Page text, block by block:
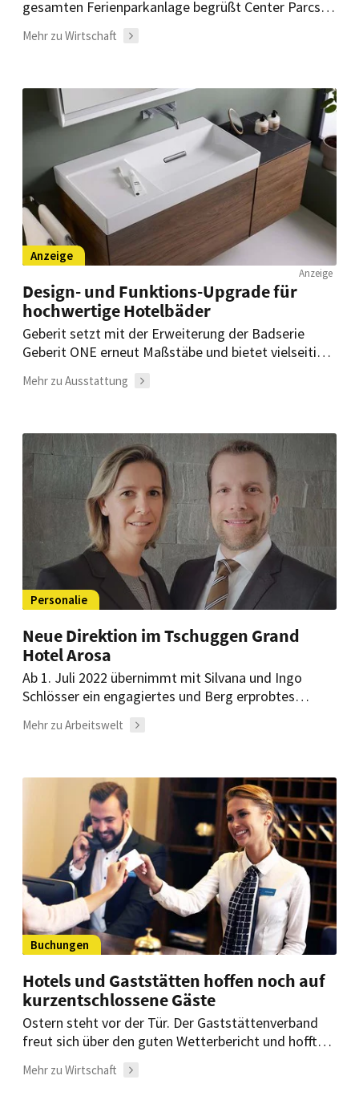
gesamten Ferienparkanlage begrüßt Center Parcs
und Unterkünften.
Mehr zu Wirtschaft
Anzeige
Anzeige
Design- und Funktions-Upgrade für
hochwertige Hotelbäder
Geberit setzt mit der Erweiterung der Badserie
Geberit ONE erneut Maßstäbe und bietet vielseitige
Waschtisch-Designs mit modularem Möbelkonzept
Mehr zu Ausstattung
Personalie
Neue Direktion im Tschuggen Grand
Hotel Arosa
Ab 1. Juli 2022 übernimmt mit Silvana und Ingo
Schlösser ein engagiertes und Berg erprobtes
Hotels in Arosa.
Mehr zu Arbeitswelt
Buchungen
Hotels und Gaststätten hoffen noch auf
kurzentschlossene Gäste
Ostern steht vor der Tür. Der Gaststättenverband
freut sich über den guten Wetterbericht und hofft
Saisonstart nach zwei Jahren Pandemie
Mehr zu Wirtschaft